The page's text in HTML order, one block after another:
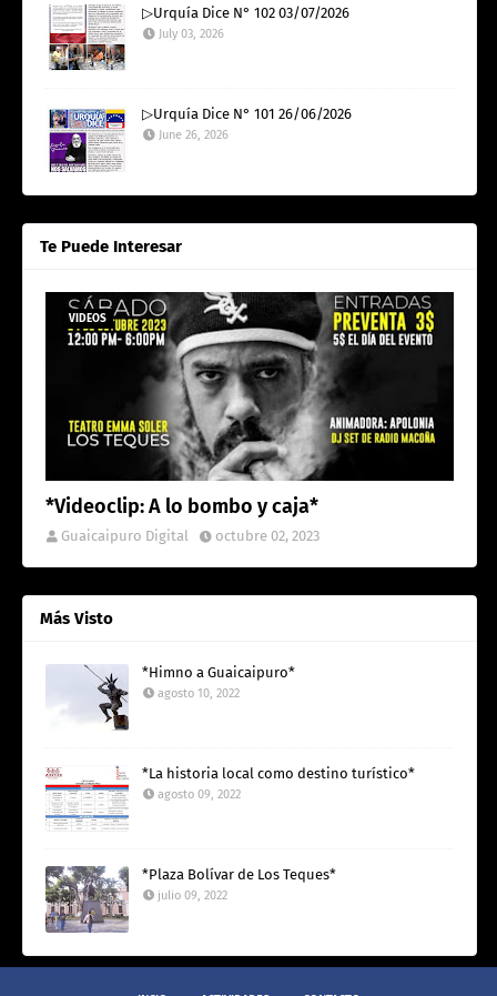
▷Urquía Dice N° 102 03/07/2026
July 03, 2026
▷Urquía Dice N° 101 26/06/2026
June 26, 2026
Te Puede Interesar
VIDEOS
*Videoclip: A lo bombo y caja*
Guaicaipuro Digital octubre 02, 2023
Más Visto
*Himno a Guaicaipuro*
agosto 10, 2022
*La historia local como destino turístico*
agosto 09, 2022
*Plaza Bolívar de Los Teques*
julio 09, 2022